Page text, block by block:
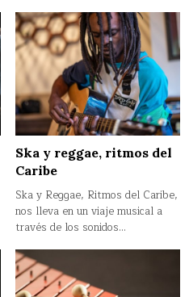
Ska y reggae, ritmos del
Caribe
Ska y Reggae, Ritmos del Caribe,
nos lleva en un viaje musical a
través de los sonidos…